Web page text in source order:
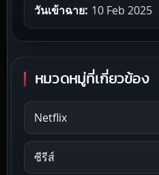
วันเข้าฉาย: 10 Feb 2025
หมวดหมู่ที่เกี่ยวข้อง
Netflix
ซีรีส์